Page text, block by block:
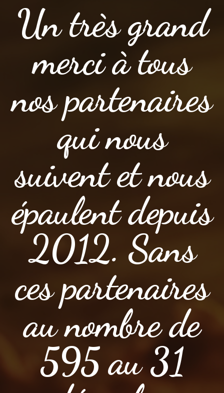
Un très grand
merci à tous
nos partenaires
qui nous
suivent et nous
épaulent depuis
2012. Sans
ces partenaires
au nombre de
595 au 31